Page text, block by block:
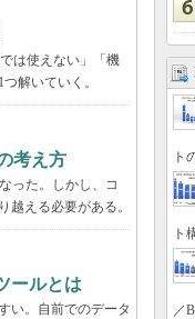
は使えない」「機
解いていく。
考え方
った。しかし、コ
える必要がある。
ールとは
い。自前でのデータ
ト
ト
／